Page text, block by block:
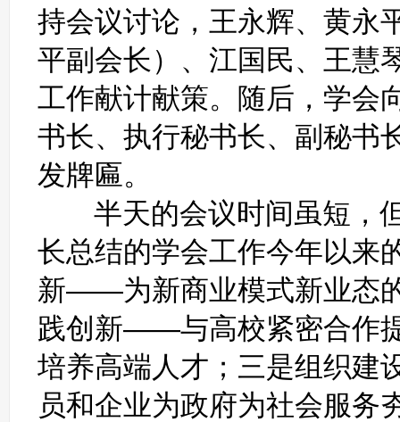
持会议讨论，王永辉、黄永
平副会长）、江国民、王慧
工作献计献策。随后，学会
书长、执行秘书长、副秘书
发牌匾。
半天的会议时间虽短，但
长总结的学会工作今年以来
新——为新商业模式新业态
践创新——与高校紧密合作
培养高端人才；三是组织
员和企业为政府为社会服务